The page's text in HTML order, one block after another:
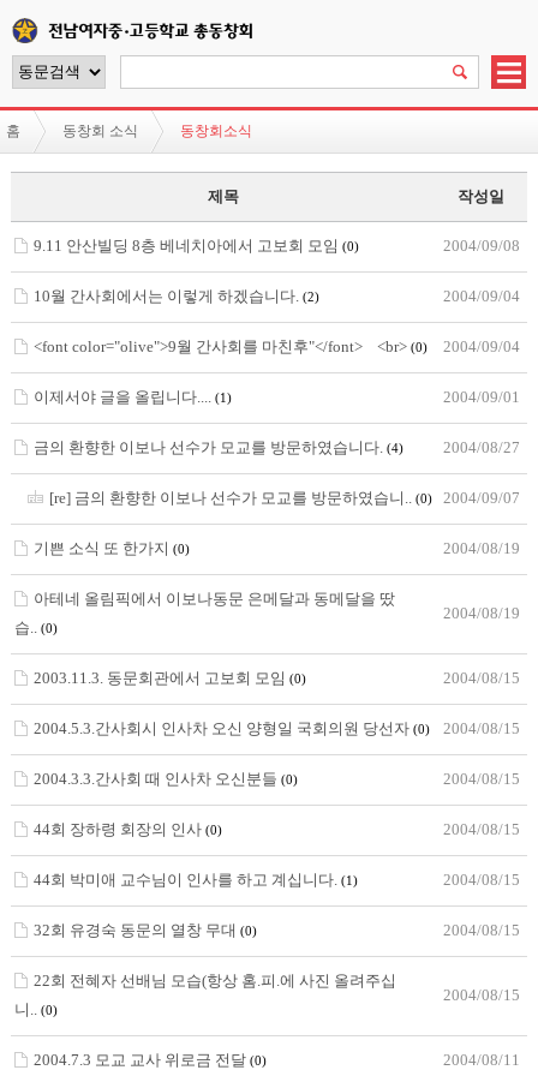
홈 동창회 소식 동창회소식
제목 작성일
9.11 안산빌딩 8층 베네치아에서 고보회 모임 (0) 2004/09/08
10월 간사회에서는 이렇게 하겠습니다. (2) 2004/09/04
<font color="olive">9월 간사회를 마친후"</font> <br> (0) 2004/09/04
이제서야 글을 올립니다.... (1) 2004/09/01
금의 환향한 이보나 선수가 모교를 방문하였습니다. (4) 2004/08/27
[re] 금의 환향한 이보나 선수가 모교를 방문하였습니.. (0) 2004/09/07
기쁜 소식 또 한가지 (0) 2004/08/19
아테네 올림픽에서 이보나동문 은메달과 동메달을 땄
습.. (0)
2004/08/19
2003.11.3. 동문회관에서 고보회 모임 (0) 2004/08/15
2004.5.3.간사회시 인사차 오신 양형일 국회의원 당선자 (0) 2004/08/15
2004.3.3.간사회 때 인사차 오신분들 (0) 2004/08/15
44회 장하령 회장의 인사 (0) 2004/08/15
44회 박미애 교수님이 인사를 하고 계십니다. (1) 2004/08/15
32회 유경숙 동문의 열창 무대 (0) 2004/08/15
22회 전혜자 선배님 모습(항상 홈.피.에 사진 올려주십
니.. (0)
2004/08/15
2004.7.3 모교 교사 위로금 전달 (0) 2004/08/11